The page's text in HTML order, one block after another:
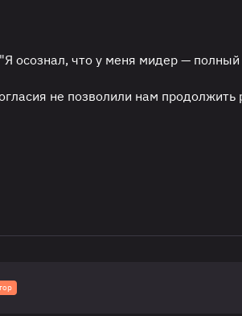
осознал, что у меня мидер —
не позволили нам